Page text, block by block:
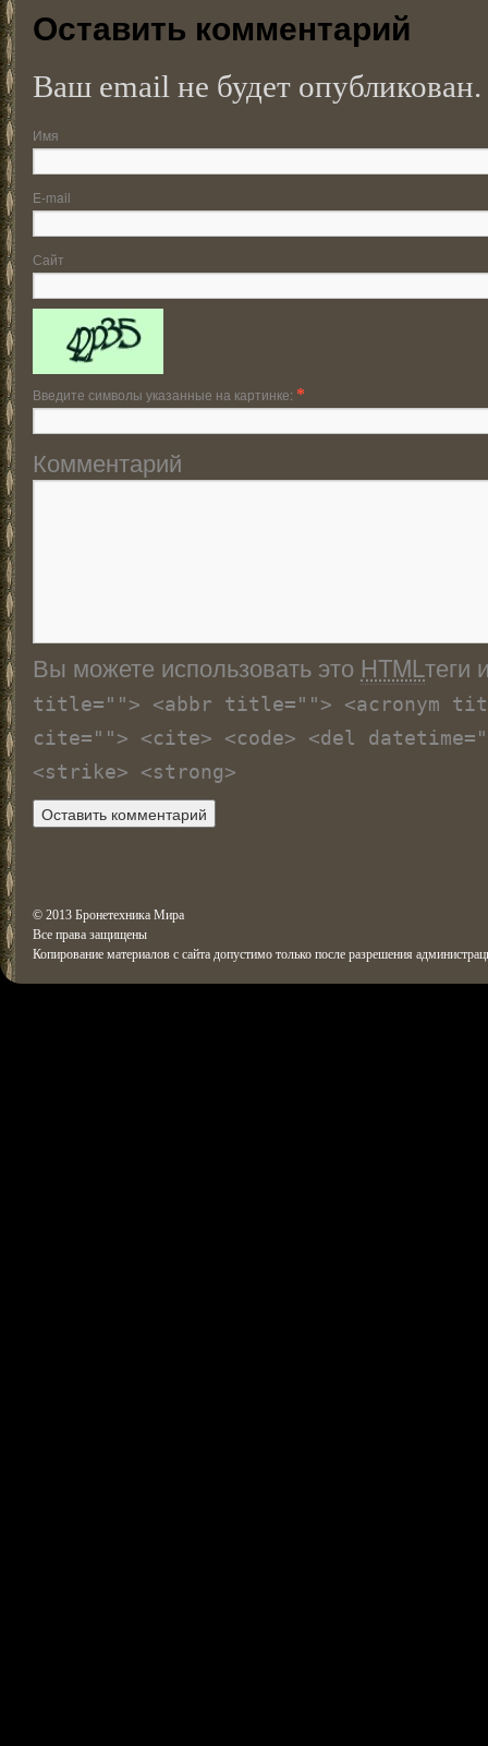
Оставить комментарий
Ваш email не будет опубликован.
Имя
E-mail
Сайт
Введите символы указанные на картинке: *
Комментарий
Вы можете использовать это HTMLтеги
title=""> <abbr title=""> <acronym
cite=""> <cite> <code> <del
<strike> <strong>
© 2013 Бронетехника Мира
Все права защищены
Копирование материалов с сайта допустимо только после разрешения